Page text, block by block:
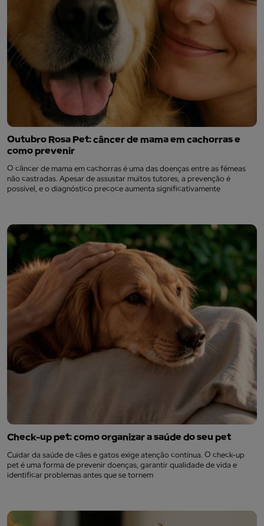
Outubro Rosa Pet: câncer de mama em cachorras e
como prevenir
O câncer de mama em cachorras é uma das doenças entre as fêmeas
não castradas. Apesar de assustar muitos tutores, a prevenção é
possível, e o diagnóstico precoce aumenta significativamente
Check-up pet: como organizar a saúde do seu pet
Cuidar da saúde de cães e gatos exige atenção contínua. O check-up
pet é uma forma de prevenir doenças, garantir qualidade de vida e
identificar problemas antes que se tornem